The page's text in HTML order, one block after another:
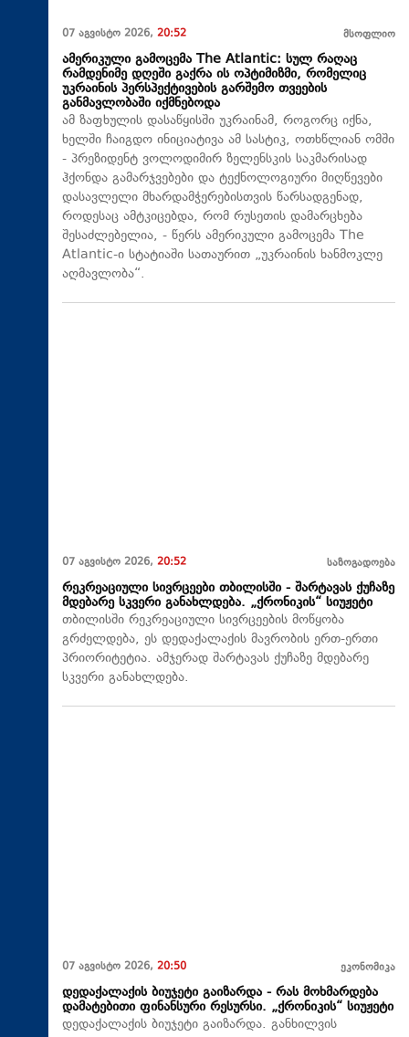
07 აგვისტო 2026, 20:52 მსოფლიო
ამერიკული გამოცემა The Atlantic: სულ რაღაც
რამდენიმე დღეში გაქრა ის ოპტიმიზმი, რომელიც
უკრაინის პერსპექტივების გარშემო თვეების
განმავლობაში იქმნებოდა
ამ ზაფხულის დასაწყისში უკრაინამ, როგორც იქნა,
ხელში ჩაიგდო ინიციატივა ამ სასტიკ, ოთხწლიან ომში
- პრეზიდენტ ვოლოდიმირ ზელენსკის საკმარისად
ჰქონდა გამარჯვებები და ტექნოლოგიური მიღწევები
დასავლელი მხარდამჭერებისთვის წარსადგენად,
როდესაც ამტკიცებდა, რომ რუსეთის დამარცხება
შესაძლებელია, - წერს ამერიკული გამოცემა The
Atlantic-ი სტატიაში სათაურით „უკრაინის ხანმოკლე
აღმავლობა“.
07 აგვისტო 2026, 20:52 საზოგადოება
რეკრეაციული სივრცეები თბილისში - შარტავას ქუჩაზე
მდებარე სკვერი განახლდება. „ქრონიკის“ სიუჟეტი
თბილისში რეკრეაციული სივრცეების მოწყობა
გრძელდება, ეს დედაქალაქის მავრობის ერთ-ერთი
პრიორიტეტია. ამჯერად შარტავას ქუჩაზე მდებარე
სკვერი განახლდება.
07 აგვისტო 2026, 20:50 ეკონომიკა
დედაქალაქის ბიუჯეტი გაიზარდა - რას მოხმარდება
დამატებითი ფინანსური რესურსი. „ქრონიკის“ სიუჟეტი
დედაქალაქის ბიუჯეტი გაიზარდა. განხილვის